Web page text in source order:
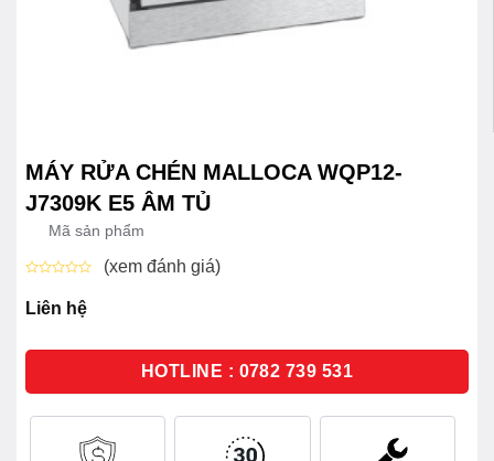
MÁY RỬA CHÉN MALLOCA WQP12-
J7309K E5 ÂM TỦ
Mã sản phẩm
xếp
hạng
sao
(xem đánh giá)
Liên hệ
HOTLINE : 0782 739 531